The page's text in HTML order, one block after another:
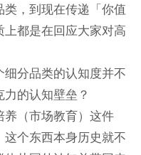
，到现在传递「你值
都是在回应大家对高
分品类的认知度并不
的认知壁垒？
养（市场教育）这件
个东西本身历史就不